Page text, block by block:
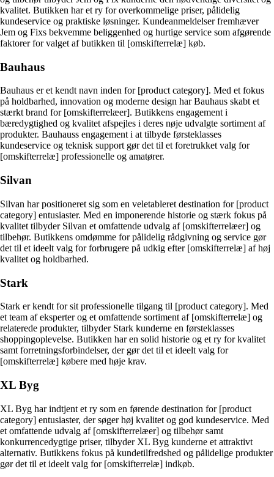
kvalitet. Butikken har et ry for overkommelige priser, pålidelig
kundeservice og praktiske løsninger. Kundeanmeldelser fremhæver
Jem og Fixs bekvemme beliggenhed og hurtige service som afgørende
faktorer for valget af butikken til [omskifterrelæ] køb.
Bauhaus
Bauhaus er et kendt navn inden for [product category]. Med et fokus
på holdbarhed, innovation og moderne design har Bauhaus skabt et
stærkt brand for [omskifterrelæer]. Butikkens engagement i
bæredygtighed og kvalitet afspejles i deres nøje udvalgte sortiment af
produkter. Bauhauss engagement i at tilbyde førsteklasses
kundeservice og teknisk support gør det til et foretrukket valg for
[omskifterrelæ] professionelle og amatører.
Silvan
Silvan har positioneret sig som en veletableret destination for [product
category] entusiaster. Med en imponerende historie og stærk fokus på
kvalitet tilbyder Silvan et omfattende udvalg af [omskifterrelæer] og
tilbehør. Butikkens omdømme for pålidelig rådgivning og service gør
det til et ideelt valg for forbrugere på udkig efter [omskifterrelæ] af høj
kvalitet og holdbarhed.
Stark
Stark er kendt for sit professionelle tilgang til [product category]. Med
et team af eksperter og et omfattende sortiment af [omskifterrelæ] og
relaterede produkter, tilbyder Stark kunderne en førsteklasses
shoppingoplevelse. Butikken har en solid historie og et ry for kvalitet
samt forretningsforbindelser, der gør det til et ideelt valg for
[omskifterrelæ] købere med høje krav.
XL Byg
XL Byg har indtjent et ry som en førende destination for [product
category] entusiaster, der søger høj kvalitet og god kundeservice. Med
et omfattende udvalg af [omskifterrelæer] og tilbehør samt
konkurrencedygtige priser, tilbyder XL Byg kunderne et attraktivt
alternativ. Butikkens fokus på kundetilfredshed og pålidelige produkter
gør det til et ideelt valg for [omskifterrelæ] indkøb.